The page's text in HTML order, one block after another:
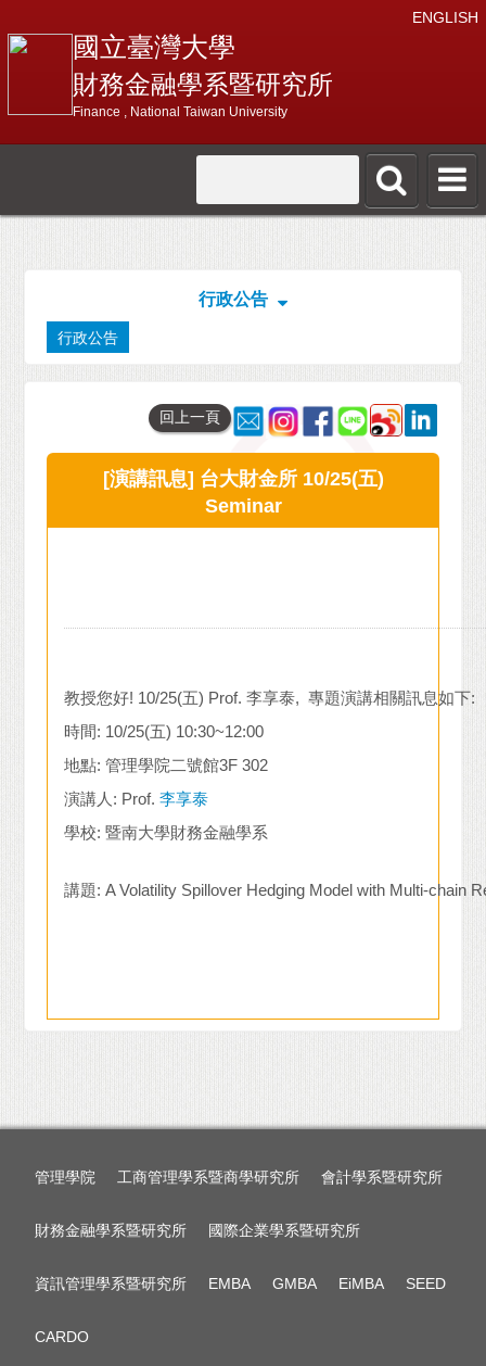
ENGLISH
國立臺灣大學
財務金融學系暨研究所
Finance , National Taiwan University
行政公告
行政公告
回上一頁
[演講訊息] 台大財金所 10/25(五)
Seminar
教授您好! 10/25(五) Prof. 李享泰, 專題演講相關訊息如下:
時間: 10/25(五) 10:30~12:00
地點: 管理學院二號館3F 302
演講人: Prof.李享泰
學校: 暨南大學財務金融學系
講題: A Volatility Spillover Hedging Model with Multi-chain
管理學院 工商管理學系暨商學研究所 會計學系暨研究所
財務金融學系暨研究所 國際企業學系暨研究所
資訊管理學系暨研究所 EMBA GMBA EiMBA SEED
CARDO